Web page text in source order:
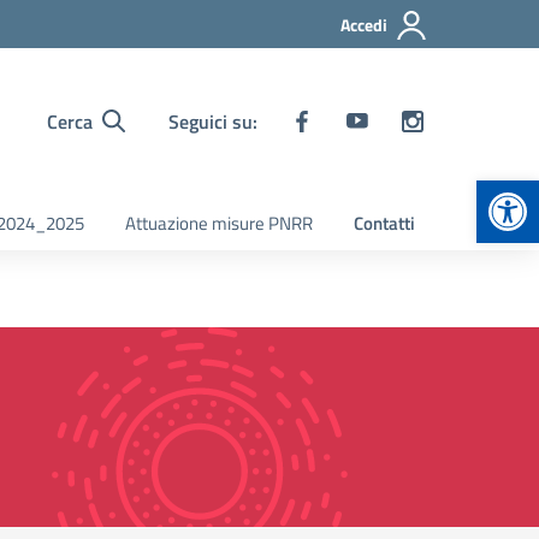
Accedi
Cerca Seguici su:
Attuazione misure PNRR Contatti